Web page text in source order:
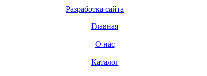
Разработка сайта
Главная
|
О нас
|
Каталог
|